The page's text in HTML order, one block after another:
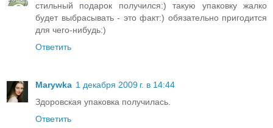
стильный подарок получился:) такую упаковку жалко
будет выбрасывать - это факт:) обязательно пригодится
для чего-нибудь:)
Ответить
Marywka 1 декабря 2009 г. в 14:44
Здоровская упаковка получилась.
Ответить